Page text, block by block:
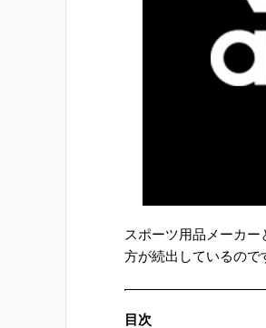
スポーツ用品メーカ
方が続出しているので
目次